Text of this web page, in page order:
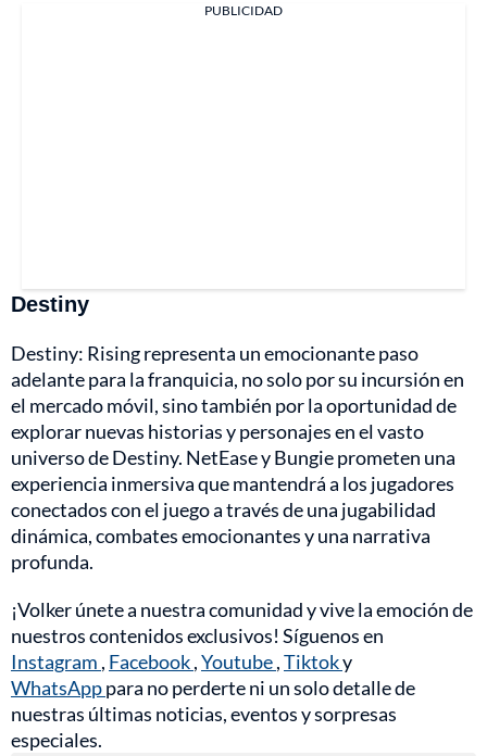
PUBLICIDAD
Destiny
Destiny: Rising representa un emocionante paso
adelante para la franquicia, no solo por su incursión en
el mercado móvil, sino también por la oportunidad de
explorar nuevas historias y personajes en el vasto
universo de Destiny. NetEase y Bungie prometen una
experiencia inmersiva que mantendrá a los jugadores
conectados con el juego a través de una jugabilidad
dinámica, combates emocionantes y una narrativa
profunda.
¡Volker únete a nuestra comunidad y vive la emoción de
nuestros contenidos exclusivos! Síguenos en
Instagram , Facebook,Youtube,Tiktoky
WhatsApppara no perderte ni un solo detalle de
nuestras últimas noticias, eventos y sorpresas
especiales.